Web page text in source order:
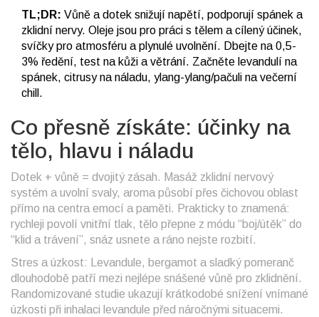
TL;DR: Vůně a dotek snižují napětí, podporují spánek a
zklidní nervy. Oleje jsou pro práci s tělem a cílený účinek,
svíčky pro atmosféru a plynulé uvolnění. Dbejte na 0,5-
3% ředění, test na kůži a větrání. Začněte levandulí na
spánek, citrusy na náladu, ylang-ylang/pačuli na večerní
chill.
Co přesně získáte: účinky na
tělo, hlavu i náladu
Dotek + vůně = dvojitý zásah. Masáž zklidní nervový
systém a uvolní svaly, aroma působí přes čichovou oblast
přímo na centra emocí a paměti. Prakticky to znamená:
rychleji povolí vnitřní tlak, tělo přepne z módu “boj/útěk” do
“klid a trávení”, snáz usnete a ráno nejste rozbití.
Stres a úzkost: Levandule, bergamot a sladký pomeranč
dlouhodobě patří mezi nejlépe snášené vůně pro zklidnění.
Randomizované studie ukazují krátkodobé snížení vnímané
úzkosti při inhalaci levandule před náročnými situacemi.